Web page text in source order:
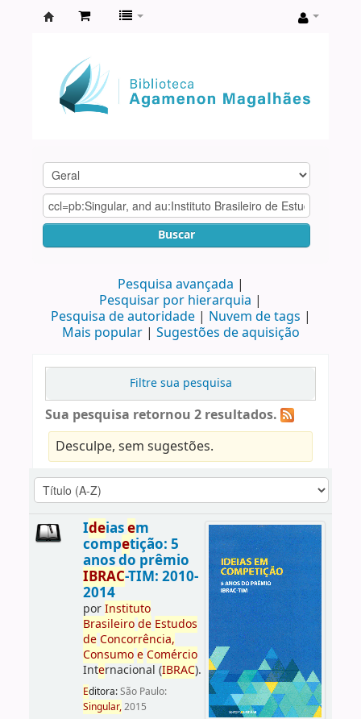
Agamenon
Magalhães
Buscar
Pesquisa avançada
Pesquisar por hierarquia
Pesquisa de autoridade
Nuvem de tags
Mais popular
Sugestões de aquisição
Filtre sua pesquisa
Sua pesquisa retornou 2 resultados.
Desculpe, sem sugestões.
Ideiasem
competição: 5
anos do prêmio
IBRAC-TIM: 2010-
2014
porInstituto
Brasileiro de Estudos
de Concorrência,
Consumo e Comércio
Internacional (IBRAC).
Editora:São Paulo:
Singular,2015